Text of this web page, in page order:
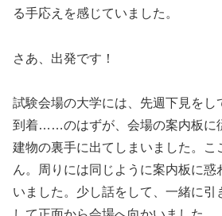
る手応えを感じていました。
さあ、出発です！
試験会場の大学には、先週下見をし
到着……のはずが、会場の案内板に
建物の裏手に出てしまいました。こ
ん。周りには同じように案内板に惑
いました。少し話をして、一緒に引